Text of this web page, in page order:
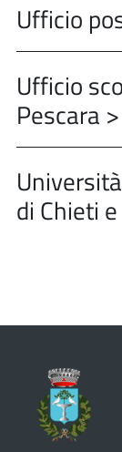
Ufficio
Ufficio
Pescara >
di Chieti